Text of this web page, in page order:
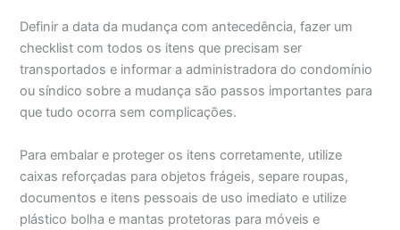
Definir a data da mudança com antecedência, fazer um
checklist com todos os itens que precisam ser
transportados e informar a administradora do condomínio
ou síndico sobre a mudança são passos importantes para
que tudo ocorra sem complicações.
Para embalar e proteger os itens corretamente, utilize
caixas reforçadas para objetos frágeis, separe roupas,
documentos e itens pessoais de uso imediato e utilize
plástico bolha e mantas protetoras para móveis e